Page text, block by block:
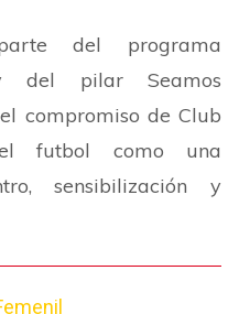
del programa
del pilar Seamos
compromiso de Club
futbol como una
sensibilización y